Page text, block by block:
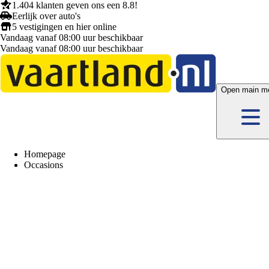
1.404 klanten geven ons een 8.8!
Eerlijk over auto's
5 vestigingen en hieronline
Vandaag vanaf 08:00 uur beschikbaar
Vandaag vanaf 08:00 uur beschikbaar
Open main
Homepage
Occasions